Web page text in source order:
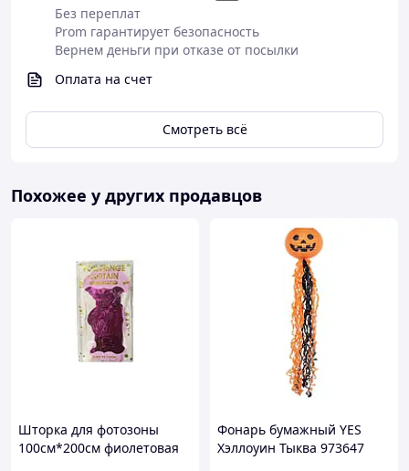
Без переплат
Prom гарантирует безопасность
Вернем деньги при отказе от посылки
Оплата на счет
Смотреть всё
Похожее у других продавцов
Шторка для фотозоны
100см*200см фиолетовая
Фонарь бумажный YES
Хэллоуин Тыква 973647